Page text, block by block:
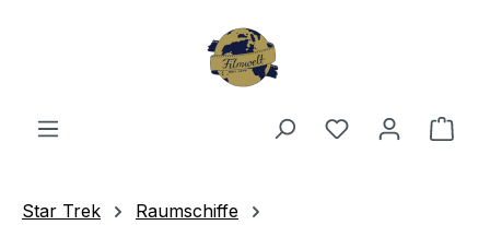
Du hast 0
Star Trek
Raumschiffe